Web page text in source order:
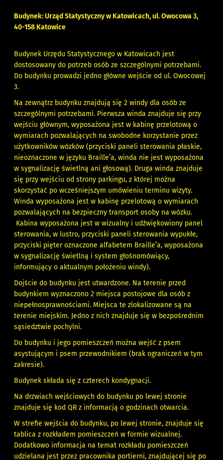
Budynek: Urząd Statystyczny w Katowicach, ul. Owocowa 3,
40-158 Katowice
Budynek Urzędu Statystycznego w Katowicach jest
dostosowany do potrzeb osób ze szczególnymi potrzebami.
Do budynku prowadzi jedno główne wejście od ul. Owocowej
3.
Na zewnątrz budynku znajdują się 2 windy dla osób ze
szczególnymi potrzebami. Pierwsza winda znajduje się przy
wejściu głównym, wyposażona jest w kabinę przelotową o
wymiarach pozwalających na swobodne korzystanie przez
użytkowników wózków (przyciski paneli sterowania płaskie,
nieoznaczone w języku Braille’a, winda nie jest wyposażona
w sygnalizację świetlną ani głosową). Druga winda znajduje
się przy wejściu od strony parkingu, z której można
skorzystać po wcześniejszym umówieniu terminu wizyty.
Winda wyposażona jest w kabinę przelotową o wymiarach
pozwalających na bezpieczny transport osoby na wózku.
Kabina wyposażona jest w wizualny i udźwiękowiony panel
sterowania, w lustro, przyciski paneli sterowania wypukłe,
przyciski pięter oznaczone alfabetem Braille’a, wyposażona
w sygnalizację świetlną i system głośnomówiący,
informujący o aktualnym położeniu windy).
Dojście do budynku jest utwardzone. Na terenie przed
budynkiem wyznaczono 2 miejsca postojowe dla osób z
niepełnosprawnościami. Miejsca te zlokalizowane są na
terenie miejskim. Jedno z nich znajduje się w bezpośrednim
sąsiedztwie pochylni.
Do budynku i jego pomieszczeń można wejść z psem
asystującym i psem przewodnikiem (brak ograniczeń w tym
zakresie).
Budynek składa się z czterech kondygnacji.
Na drzwiach wejściowych do budynku po lewej stronie
znajduje się kod QR z informacją o godzinach otwarcia.
W strefie wejścia do budynku, po lewej stronie, znajduje się
tablica z rozkładem pomieszczeń w formie wizualnej.
Dodatkowo informacja na temat rozkładu pomieszczeń
udzielana jest przez pracownika portierni, znajdującej się po